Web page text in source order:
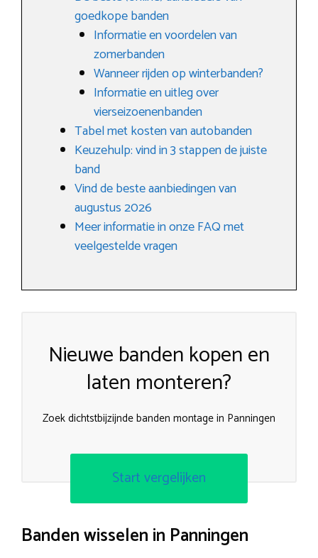
goedkope banden
Informatie en voordelen van
zomerbanden
Wanneer rijden op winterbanden?
Informatie en uitleg over
vierseizoenenbanden
Tabel met kosten van autobanden
Keuzehulp: vind in 3 stappen de juiste
band
Vind de beste aanbiedingen van
augustus 2026
Meer informatie in onze FAQ met
veelgestelde vragen
Nieuwe banden kopen en
laten monteren?
Zoek dichtstbijzijnde banden montage in Panningen
Start vergelijken
Banden wisselen in Panningen